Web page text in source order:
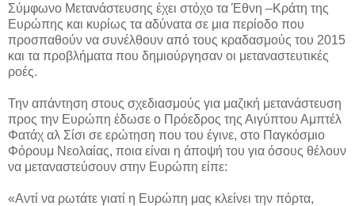
Σύμφωνο Μετανάστευσης έχει στόχο τα Έθνη –Κράτη της
Ευρώπης και κυρίως τα αδύνατα σε μια περίοδο που
προσπαθούν να συνέλθουν από τους κραδασμούς του 2015
και τα προβλήματα που δημιούργησαν οι μεταναστευτικές
ροές.
Την απάντηση στους σχεδιασμούς για μαζική μετανάστευση
προς την Ευρώπη έδωσε ο Πρόεδρος της Αιγύπτου Αμπτέλ
Φατάχ αλ Σίσι σε ερώτηση που του έγινε, στο Παγκόσμιο
Φόρουμ Νεολαίας, ποια είναι η άποψή του για όσους θέλουν
να μεταναστεύσουν στην Ευρώπη είπε:
«Αντί να ρωτάτε γιατί η Ευρώπη μας κλείνει την πόρτα,